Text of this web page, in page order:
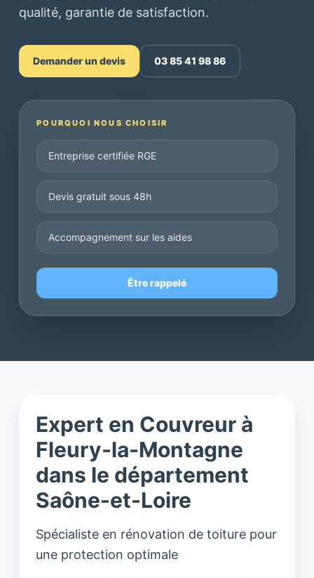
qualité, garantie de satisfaction.
Demander un devis 03 85 41 98 86
POURQUOI NOUS CHOISIR
Entreprise certifiée RGE
Devis gratuit sous 48h
Accompagnement sur les aides
Être rappelé
Expert en Couvreur à
Fleury-la-Montagne
dans le département
Saône-et-Loire
Spécialiste en rénovation de toiture pour
une protection optimale